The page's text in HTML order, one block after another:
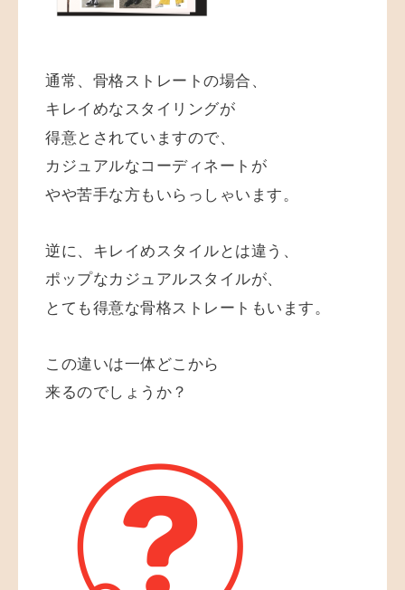
通常、骨格ストレートの場合、
キレイめなスタイリングが
得意とされていますので、
カジュアルなコーディネートが
やや苦手な方もいらっしゃいます。
逆に、キレイめスタイルとは違う、
ポップなカジュアルスタイルが、
とても得意な骨格ストレートもいます。
この違いは一体どこから
来るのでしょうか？